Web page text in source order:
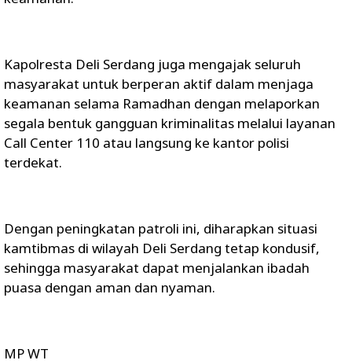
Kapolresta Deli Serdang juga mengajak seluruh
masyarakat untuk berperan aktif dalam menjaga
keamanan selama Ramadhan dengan melaporkan
segala bentuk gangguan kriminalitas melalui layanan
Call Center 110 atau langsung ke kantor polisi
terdekat.
Dengan peningkatan patroli ini, diharapkan situasi
kamtibmas di wilayah Deli Serdang tetap kondusif,
sehingga masyarakat dapat menjalankan ibadah
puasa dengan aman dan nyaman.
MP WT